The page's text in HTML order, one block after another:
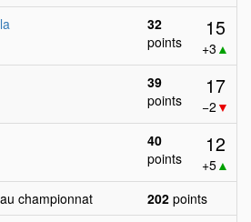
32
points
15
+3 ▲
39
points
17
−2 ▼
40
points
12
+5▲
championnat
202 points